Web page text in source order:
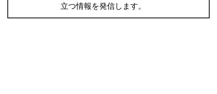
立つ情報を発信します。